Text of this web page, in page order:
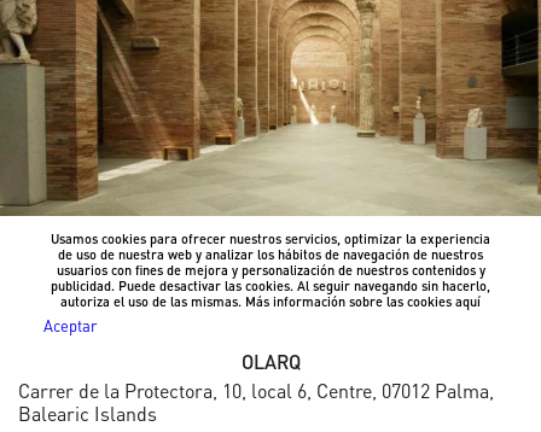
Usamos cookies para ofrecer nuestros servicios, optimizar la experiencia
de uso de nuestra web y analizar los hábitos de navegación de nuestros
usuarios con fines de mejora y personalización de nuestros contenidos y
publicidad. Puede desactivar las cookies. Al seguir navegando sin hacerlo,
autoriza el uso de las mismas. Más información sobre las cookies aquí
Aceptar
OLARQ
Carrer de la Protectora, 10, local 6, Centre, 07012 Palma,
Balearic Islands